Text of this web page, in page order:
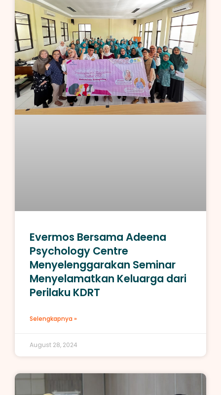
Evermos Bersama Adeena
Psychology Centre
Menyelenggarakan Seminar
Menyelamatkan Keluarga dari
Perilaku KDRT
Selengkapnya »
August 28, 2024